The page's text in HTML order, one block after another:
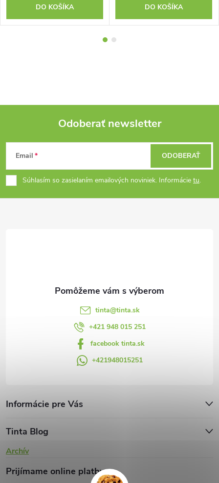
DO KOŠÍKA DO KOŠÍKA
Z
á
p
Odoberať newsletter
Email
Súhlasím so zasielaním emailových noviniek. Informácie tu.
ODOBERAŤ
tinta@tinta.sk
+421 948 015 251
facebook tinta.sk
+421948015251
Informácie pre Vás
Tinta Blog
Archív
Prijímame online platby